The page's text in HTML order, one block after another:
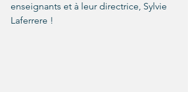
enseignants et à leur directrice, Sylvie
Laferrere !